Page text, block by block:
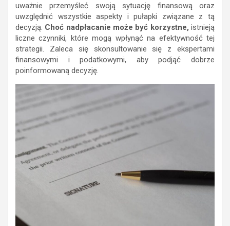
uważnie przemyśleć swoją sytuację finansową oraz
uwzględnić wszystkie aspekty i pułapki związane z tą
decyzją. Choć nadpłacanie może być korzystne, istnieją
liczne czynniki, które mogą wpłynąć na efektywność tej
strategii. Zaleca się skonsultowanie się z ekspertami
finansowymi i podatkowymi, aby podjąć dobrze
poinformowaną decyzję.